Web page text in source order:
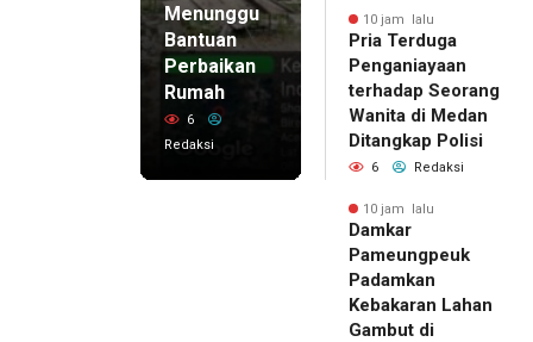
Menunggu
Bantuan
Perbaikan
Rumah
6
Redaksi
10 jam lalu
Pria Terduga
Penganiayaan
terhadap Seorang
Wanita di Medan
Ditangkap Polisi
6 Redaksi
10 jam lalu
Damkar
Pameungpeuk
Padamkan
Kebakaran Lahan
Gambut di